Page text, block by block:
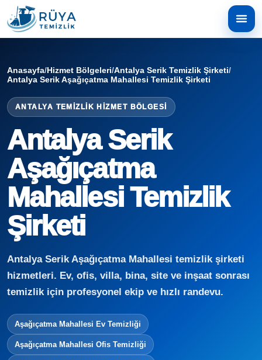
Anasayfa/Hizmet Bölgeleri/Antalya Serik Temizlik Şirketi/
Antalya Serik Aşağıçatma Mahallesi Temizlik Şirketi
ANTALYA TEMIZLIK HIZMET BÖLGESI
Antalya Serik
Aşağıçatma
Mahallesi Temizlik
Şirketi
Antalya Serik Aşağıçatma Mahallesi temizlik şirketi
hizmetleri. Ev, ofis, villa, bina, site ve inşaat sonrası
temizlik için profesyonel ekip ve hızlı randevu.
Aşağıçatma Mahallesi Ev Temizliği
Aşağıçatma Mahallesi Ofis Temizliği